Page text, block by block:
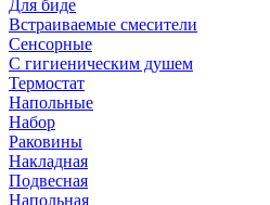
Для биде
Встраиваемые смесители
Сенсорные
С гигиеническим душем
Термостат
Напольные
Набор
Раковины
Накладная
Подвесная
Напольная